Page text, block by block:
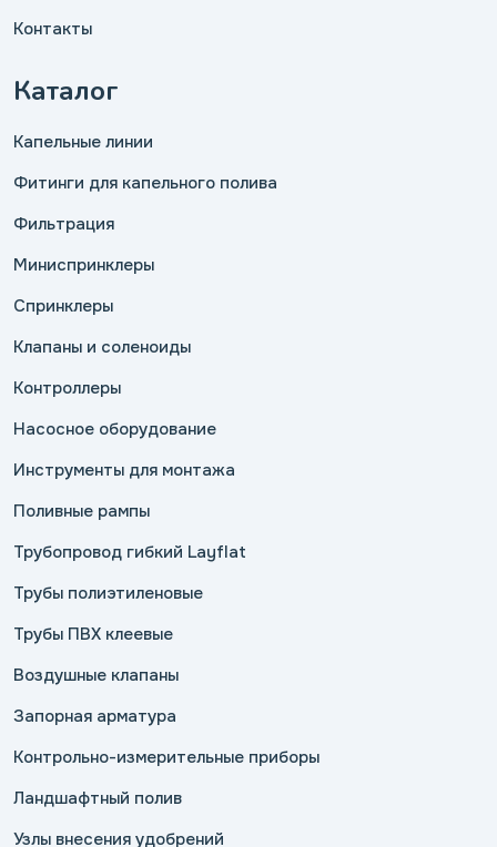
Контакты
Каталог
Капельные линии
Фитинги для капельного полива
Фильтрация
Миниспринклеры
Спринклеры
Клапаны и соленоиды
Контроллеры
Насосное оборудование
Инструменты для монтажа
Поливные рампы
Трубопровод гибкий Layflat
Трубы полиэтиленовые
Трубы ПВХ клеевые
Воздушные клапаны
Запорная арматура
Контрольно-измерительные приборы
Ландшафтный полив
Узлы внесения удобрений